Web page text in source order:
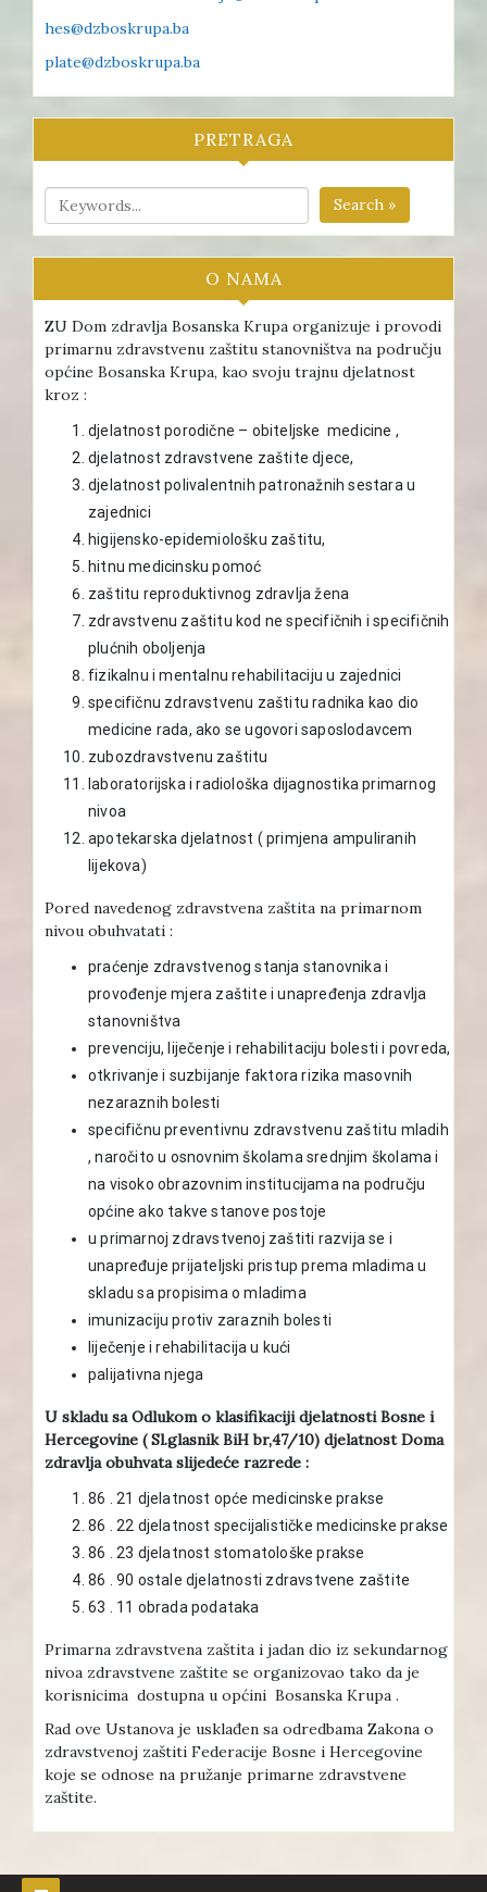
hes@dzboskrupa.ba
plate@dzboskrupa.ba
PRETRAGA
Search »
O NAMA
ZU Dom zdravlja Bosanska Krupa organizuje i provodi
primarnu zdravstvenu zaštitu stanovništva na području
općine Bosanska Krupa, kao svoju trajnu djelatnost
kroz :
djelatnost porodične – obiteljske medicine ,
djelatnost zdravstvene zaštite djece,
djelatnost polivalentnih patronažnih sestara u
zajednici
higijensko-epidemiološku zaštitu,
hitnu medicinsku pomoć
zaštitu reproduktivnog zdravlja žena
zdravstvenu zaštitu kod ne specifičnih i specifičnih
plućnih oboljenja
fizikalnu i mentalnu rehabilitaciju u zajednici
specifičnu zdravstvenu zaštitu radnika kao dio
medicine rada, ako se ugovori saposlodavcem
zubozdravstvenu zaštitu
laboratorijska i radiološka dijagnostika primarnog
nivoa
apotekarska djelatnost ( primjena ampuliranih
lijekova)
Pored navedenog zdravstvena zaštita na primarnom
nivou obuhvatati :
praćenje zdravstvenog stanja stanovnika i
provođenje mjera zaštite i unapređenja zdravlja
stanovništva
prevenciju, liječenje i rehabilitaciju bolesti i povreda,
otkrivanje i suzbijanje faktora rizika masovnih
nezaraznih bolesti
specifičnu preventivnu zdravstvenu zaštitu mladih
, naročito u osnovnim školama srednjim školama i
na visoko obrazovnim institucijama na području
općine ako takve stanove postoje
u primarnoj zdravstvenoj zaštiti razvija se i
unapređuje prijateljski pristup prema mladima u
skladu sa propisima o mladima
imunizaciju protiv zaraznih bolesti
liječenje i rehabilitacija u kući
palijativna njega
U skladu sa Odlukom o klasifikaciji djelatnosti Bosne i
Hercegovine ( Sl.glasnik BiH br,47/10) djelatnost Doma
zdravlja obuhvata slijedeće razrede :
86 . 21 djelatnost opće medicinske prakse
86 . 22 djelatnost specijalističke medicinske prakse
86 . 23 djelatnost stomatološke prakse
86 . 90 ostale djelatnosti zdravstvene zaštite
63 . 11 obrada podataka
Primarna zdravstvena zaštita i jadan dio iz sekundarnog
nivoa zdravstvene zaštite se organizovao tako da je
korisnicima dostupna u općini Bosanska Krupa .
Rad ove Ustanova je usklađen sa odredbama Zakona o
zdravstvenoj zaštiti Federacije Bosne i Hercegovine
koje se odnose na pružanje primarne zdravstvene
zaštite.